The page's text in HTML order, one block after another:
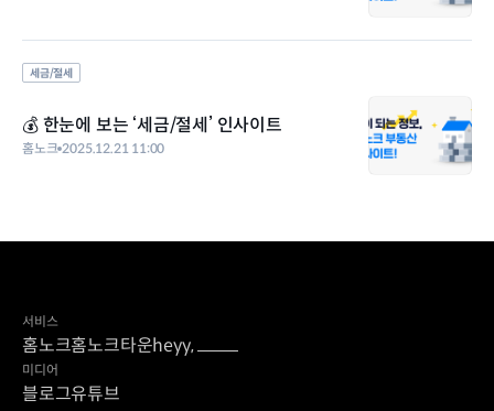
세금/절세
💰 한눈에 보는 ‘세금/절세’ 인사이트
홈노크 2025.12.21 11:00
서비스
홈노크홈노크타운heyy,
미디어
블로그유튜브